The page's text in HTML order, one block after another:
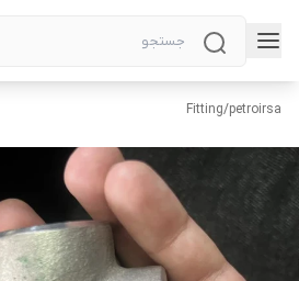
petroirsa
/
Fitting